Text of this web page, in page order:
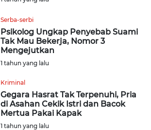
Serba-serbi
Psikolog Ungkap Penyebab Suami
Tak Mau Bekerja, Nomor 3
Mengejutkan
1 tahun yang lalu
Kriminal
Gegara Hasrat Tak Terpenuhi, Pria
di Asahan Cekik Istri dan Bacok
Mertua Pakai Kapak
1 tahun yang lalu